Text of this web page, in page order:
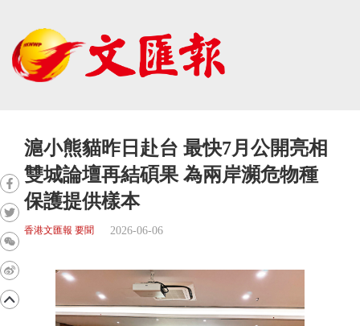
滬小熊貓昨日赴台 最快7月公開亮相
雙城論壇再結碩果 為兩岸瀕危物種
保護提供樣本
香港文匯報 要聞 2026-06-06